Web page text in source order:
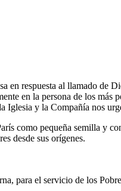
respuesta al llamado de
en la persona de los
Iglesia y la Compañía nos
como pequeña semilla y
desde sus orígenes.
para el servicio de los